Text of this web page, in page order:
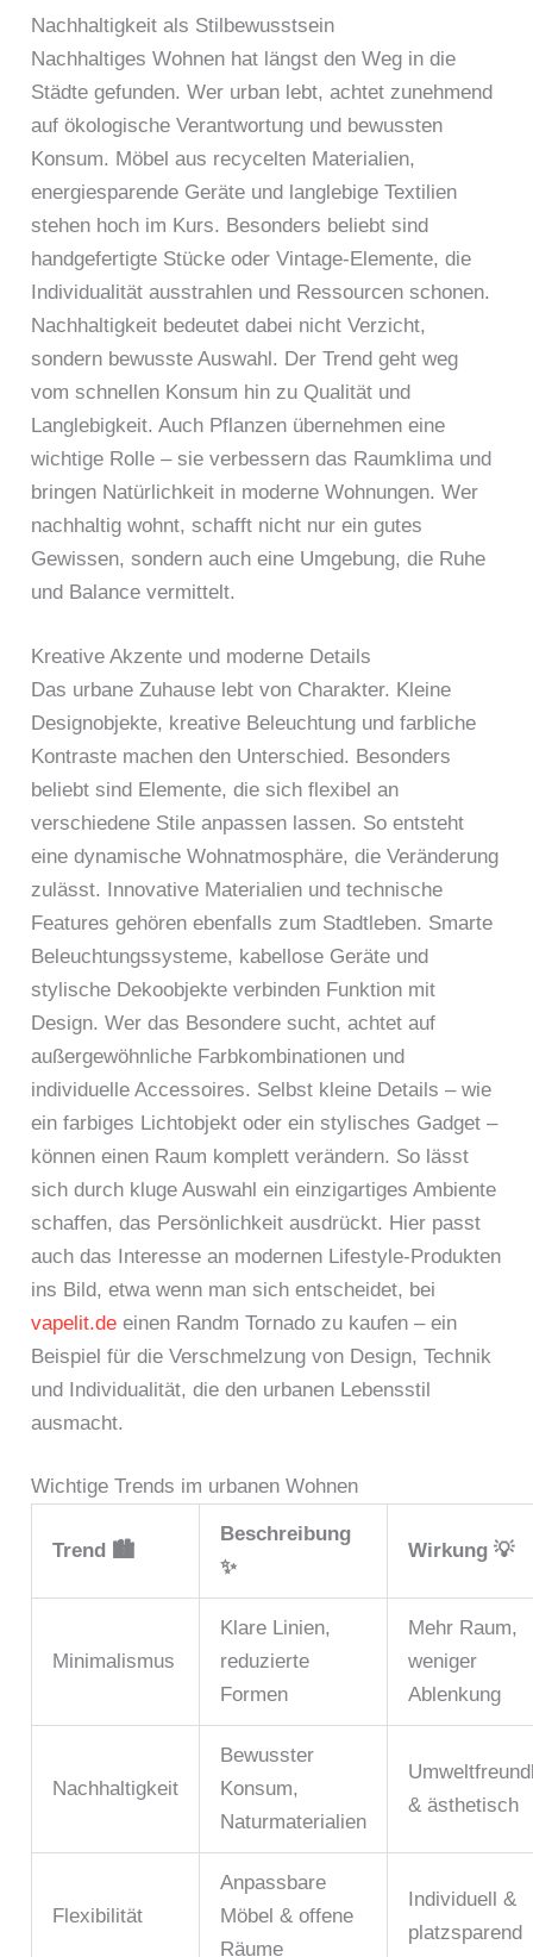
Nachhaltigkeit als Stilbewusstsein
Nachhaltiges Wohnen hat längst den Weg in die
Städte gefunden. Wer urban lebt, achtet zunehmend
auf ökologische Verantwortung und bewussten
Konsum. Möbel aus recycelten Materialien,
energiesparende Geräte und langlebige Textilien
stehen hoch im Kurs. Besonders beliebt sind
handgefertigte Stücke oder Vintage-Elemente, die
Individualität ausstrahlen und Ressourcen schonen.
Nachhaltigkeit bedeutet dabei nicht Verzicht,
sondern bewusste Auswahl. Der Trend geht weg
vom schnellen Konsum hin zu Qualität und
Langlebigkeit. Auch Pflanzen übernehmen eine
wichtige Rolle – sie verbessern das Raumklima und
bringen Natürlichkeit in moderne Wohnungen. Wer
nachhaltig wohnt, schafft nicht nur ein gutes
Gewissen, sondern auch eine Umgebung, die Ruhe
und Balance vermittelt.
Kreative Akzente und moderne Details
Das urbane Zuhause lebt von Charakter. Kleine
Designobjekte, kreative Beleuchtung und farbliche
Kontraste machen den Unterschied. Besonders
beliebt sind Elemente, die sich flexibel an
verschiedene Stile anpassen lassen. So entsteht
eine dynamische Wohnatmosphäre, die Veränderung
zulässt. Innovative Materialien und technische
Features gehören ebenfalls zum Stadtleben. Smarte
Beleuchtungssysteme, kabellose Geräte und
stylische Dekoobjekte verbinden Funktion mit
Design. Wer das Besondere sucht, achtet auf
außergewöhnliche Farbkombinationen und
individuelle Accessoires. Selbst kleine Details – wie
ein farbiges Lichtobjekt oder ein stylisches Gadget –
können einen Raum komplett verändern. So lässt
sich durch kluge Auswahl ein einzigartiges Ambiente
schaffen, das Persönlichkeit ausdrückt. Hier passt
auch das Interesse an modernen Lifestyle-Produkten
ins Bild, etwa wenn man sich entscheidet, bei
vapelit.de einen Randm Tornado zu kaufen – ein
Beispiel für die Verschmelzung von Design, Technik
und Individualität, die den urbanen Lebensstil
ausmacht.
Wichtige Trends im urbanen Wohnen
Trend 🏙️
Beschreibung
✨
Wirkung 💡
Minimalismus
Klare Linien,
reduzierte
Formen
Mehr Raum,
weniger
Ablenkung
Nachhaltigkeit
Bewusster
Konsum,
Naturmaterialien
& ästhetisch
Flexibilität
Anpassbare
Möbel & offene
Räume
Individuell &
platzsparend